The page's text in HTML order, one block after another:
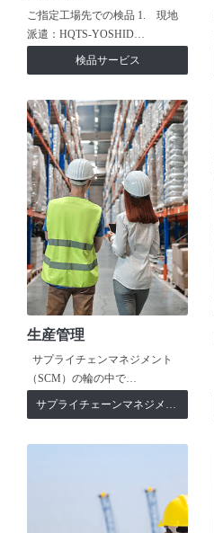
ご指定工場先での検品 1. 現地
派遣：HQTS-YOSHID…
検品サービス
生産管理
サプライチェンマネジメント
（SCM）の輪の中で…
サプライチェーンマネジメント